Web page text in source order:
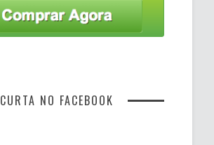
CURTA NO FACEBOOK